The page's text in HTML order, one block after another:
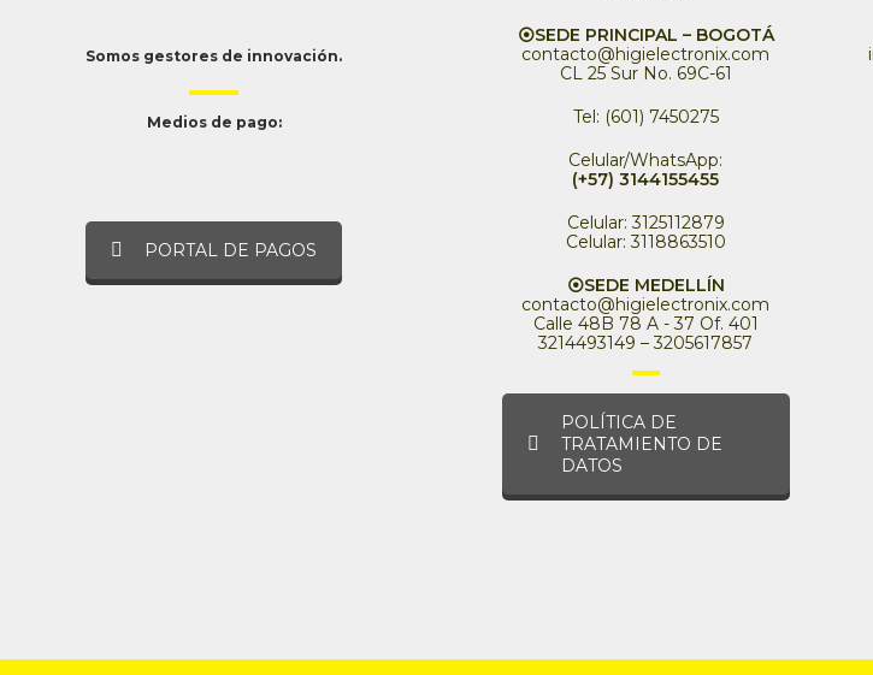
Somos gestores de innovación.
Medios de pago:
PORTAL DE PAGOS
⦿SEDE PRINCIPAL – BOGOTÁ
contacto@higielectronix.com
CL 25 Sur No. 69C-61
Tel: (601) 7450275
Celular/WhatsApp:
(+57) 3144155455
Celular: 3125112879
Celular: 3118863510
⦿SEDE MEDELLÍN
contacto@higielectronix.com
Calle 48B 78 A - 37 Of. 401
3214493149 – 3205617857
POLÍTICA DE
TRATAMIENTO DE
DATOS